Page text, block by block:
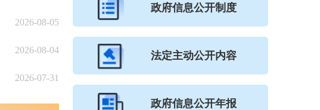
2026-08-05
2026-08-04
2026-07-31
政府信息公开制度
法定主动公开内容
政府信息公开年报